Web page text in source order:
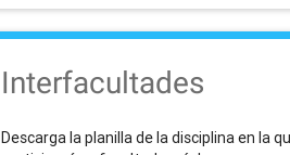
Interfacultades
Descarga la planilla de la disciplina en la